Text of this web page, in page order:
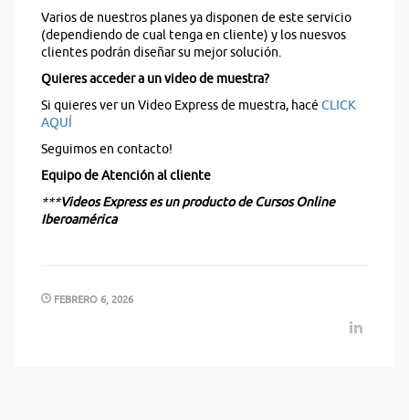
Varios de nuestros planes ya disponen de este servicio
(dependiendo de cual tenga en cliente) y los nuesvos
clientes podrán diseñar su mejor solución.
Quieres acceder a un video de muestra?
Si quieres ver un Video Express de muestra, hacé CLICK
AQUÍ
Seguimos en contacto!
Equipo de Atención al cliente
***Videos Expresses un producto de Cursos Online
Iberoamérica
FEBRERO 6, 2026